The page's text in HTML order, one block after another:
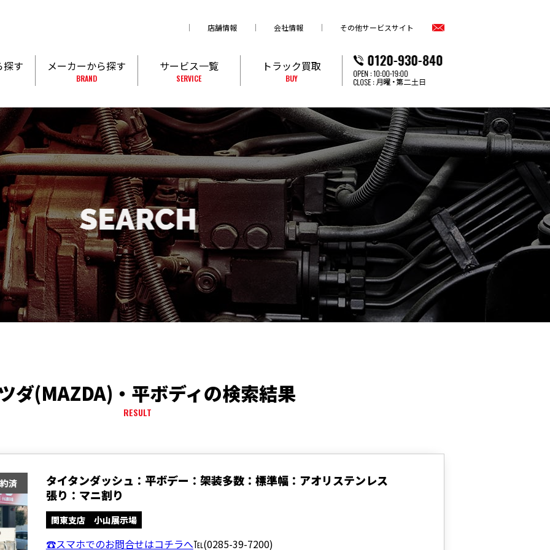
店舗情報 会社情報 その他サービスサイト
探す メーカーから探す
BRAND
サービス一覧
SERVICE
トラック買取
BUY
ダ(MAZDA)・平ボディの検索結果
RESULT
タイタンダッシュ：平ボデー：架装多数：標準幅：アオリステンレス
張り：マニ割り
関東支店 小山展示場
☎スマホでのお問合せはコチラへ℡(0285-39-7200)